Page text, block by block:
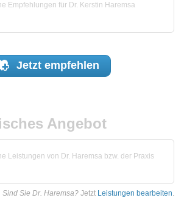
Empfehlungen für Dr. Kerstin Haremsa
Jetzt empfehlen
Angebot
Leistungen von Dr. Haremsa bzw. der Praxis
Sind Sie Dr. Haremsa? Jetzt Leistungen bearbeiten.